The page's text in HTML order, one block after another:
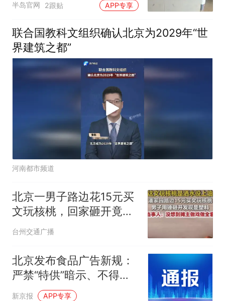
半岛官网 2跟贴 APP专享
联合国教科文组织确认北京为2029年“世
界建筑之都”
河南都市频道
北京一男子路边花15元买
文玩核桃，回家砸开竟是
塑料；当事人：当时感觉
油，拿回去晒几天就好，
没想到她做戏做全套
台州交通广播
北京发布食品广告新规：
严禁“特供”暗示、不得宣
称具有治疗功能
新京报 APP专享